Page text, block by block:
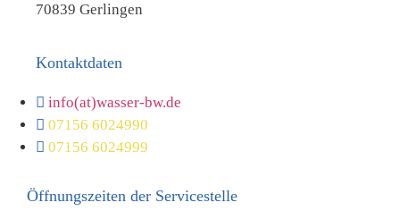
70839 Gerlingen
Kontaktdaten
info(at)wasser-bw.de
07156 6024990
07156 6024999
Öffnungszeiten der Servicestelle